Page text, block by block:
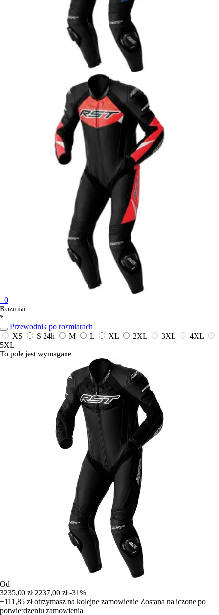
+0
Rozmiar
*
Przewodnik po rozmiarach
XS
S 24h M L XL 2XL 3XL
4XL
5XL
To pole jest wymagane
Od
3235,00 zł 2237,00 zł -31%
+111,85 złotrzymasz na kolejne zamowienie Zostana naliczone po
potwierdzeniu zamowienia